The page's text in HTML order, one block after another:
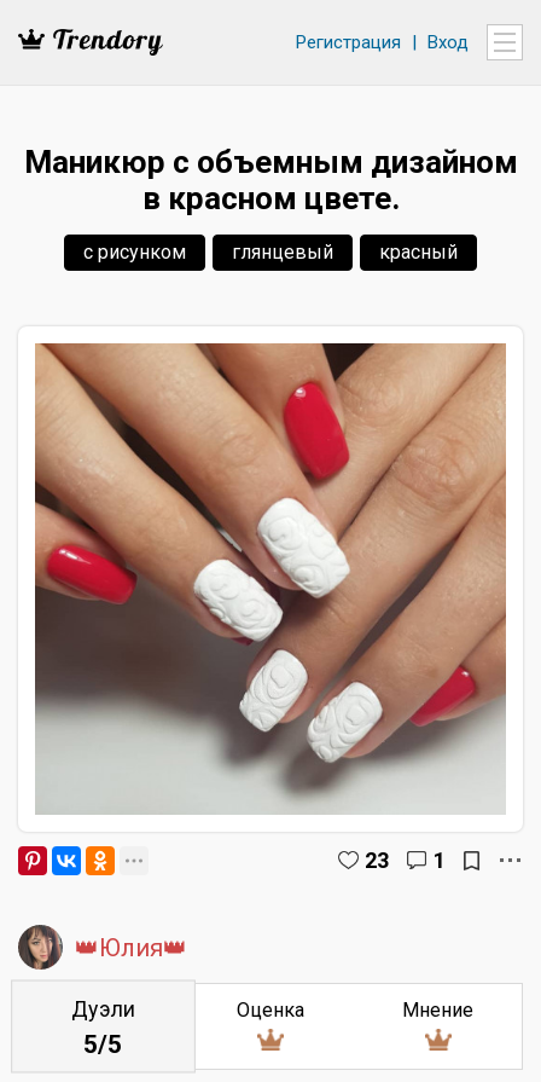
Регистрация | Вход
Маникюр с объемным дизайном
в красном цвете.
с рисунком глянцевый красный
23 1
👑Юлия👑
Дуэли
5/5
Оценка Мнение